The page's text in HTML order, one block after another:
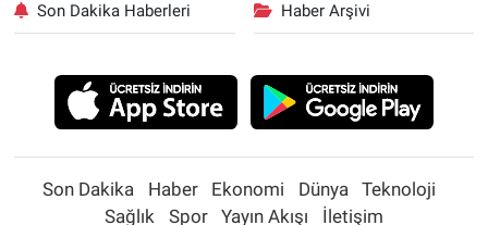
Son Dakika Haberleri Haber Arşivi
Son Dakika Haber Ekonomi Dünya
Teknoloji
Sağlık
Spor Yayın Akışı İletişim